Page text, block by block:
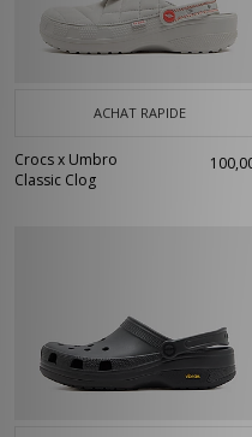
ACHAT RAPIDE
Crocs x Umbro
Classic Clog